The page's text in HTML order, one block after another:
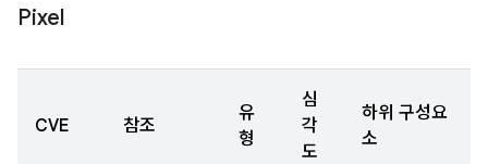
Pixel
CVE 참조
유
형
심
각
도
하위 구성요
소